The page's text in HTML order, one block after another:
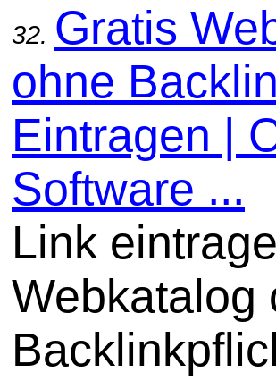
32. Gratis
ohne
Eintragen |
Software ...
Link
Webkatalog